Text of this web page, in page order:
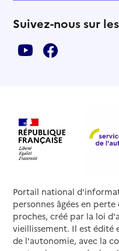
Suivez-nous sur
Portail national
personnes âgées en
proches, créé par la loi
vieillissement. Il est édité
de l'autonomie, avec la